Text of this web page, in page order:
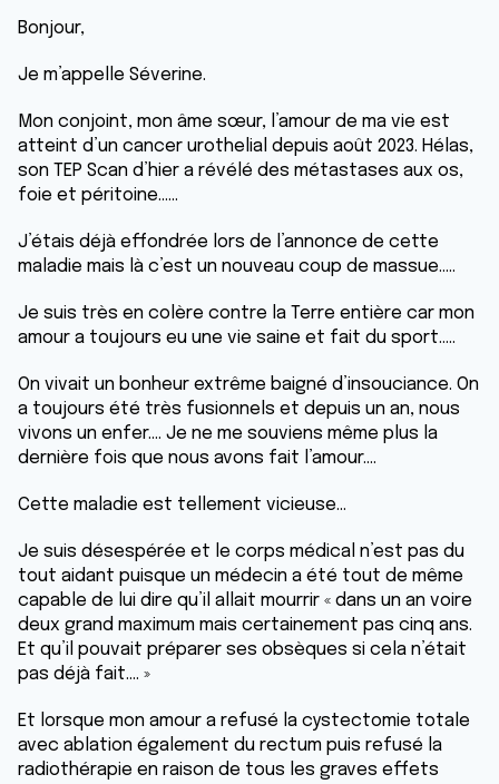
Bonjour,
Je m’appelle Séverine.
Mon conjoint, mon âme sœur, l’amour de ma vie est
atteint d’un cancer urothelial depuis août 2023. Hélas,
son TEP Scan d’hier a révélé des métastases aux os,
foie et péritoine……
J’étais déjà effondrée lors de l’annonce de cette
maladie mais là c’est un nouveau coup de massue…..
Je suis très en colère contre la Terre entière car mon
amour a toujours eu une vie saine et fait du sport…..
On vivait un bonheur extrême baigné d’insouciance. On
a toujours été très fusionnels et depuis un an, nous
vivons un enfer…. Je ne me souviens même plus la
dernière fois que nous avons fait l’amour….
Cette maladie est tellement vicieuse…
Je suis désespérée et le corps médical n’est pas du
tout aidant puisque un médecin a été tout de même
capable de lui dire qu’il allait mourrir « dans un an voire
deux grand maximum mais certainement pas cinq ans.
Et qu’il pouvait préparer ses obsèques si cela n’était
pas déjà fait…. »
Et lorsque mon amour a refusé la cystectomie totale
avec ablation également du rectum puis refusé la
radiothérapie en raison de tous les graves effets